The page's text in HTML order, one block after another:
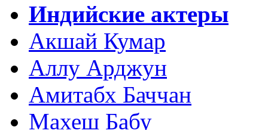
Индийские актеры
Акшай Кумар
Аллу Арджун
Амитабх Баччан
Махеш Бабу